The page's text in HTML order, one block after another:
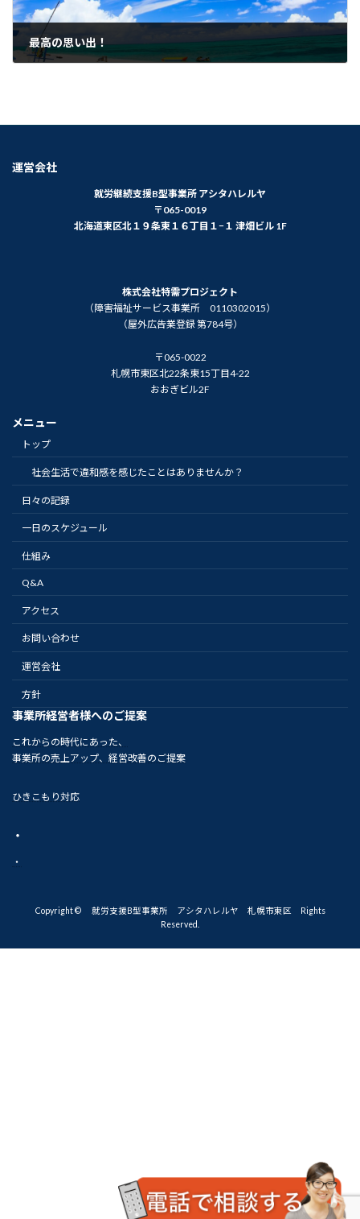
最高の思い出！
運営会社
就労継続支援B型事業所 アシタハレルヤ
〒065-0019
北海道東区北１９条東１６丁目１−１ 津畑ビル 1F
株式会社特需プロジェクト
（障害福祉サービス事業所 0110302015）
（屋外広告業登録 第784号）
〒065-0022
札幌市東区北22条東15丁目4-22
おおぎビル2F
メニュー
トップ
社会生活で違和感を感じたことはありませんか？
日々の記録
一日のスケジュール
仕組み
Q&A
アクセス
お問い合わせ
運営会社
方針
事業所経営者様へのご提案
これからの時代にあった、
事業所の売上アップ、経営改善のご提案
ひきこもり対応
・
・
Copyright © 就労支援B型事業所 アシタハレルヤ 札幌市東区 Rights
Reserved.